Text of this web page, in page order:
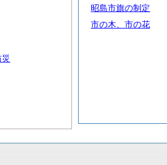
昭島市旗の制定
市の木、市の花